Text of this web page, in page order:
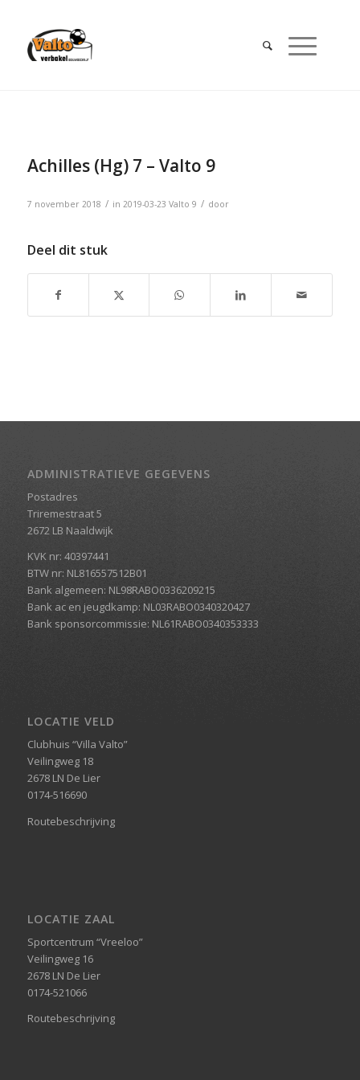
Achilles (Hg) 7 – Valto 9
7 november 2018 / in 2019-03-23 Valto 9 / door
Deel dit stuk
ADMINISTRATIEVE GEGEVENS
Postadres
Triremestraat 5
2672 LB Naaldwijk
KVK nr: 40397441
BTW nr: NL816557512B01
Bank algemeen: NL98RABO0336209215
Bank ac en jeugdkamp: NL03RABO0340320427
Bank sponsorcommissie: NL61RABO0340353333
LOCATIE VELD
Clubhuis “Villa Valto”
Veilingweg 18
2678 LN De Lier
0174-516690
Routebeschrijving
LOCATIE ZAAL
Sportcentrum “Vreeloo”
Veilingweg 16
2678 LN De Lier
0174-521066
Routebeschrijving